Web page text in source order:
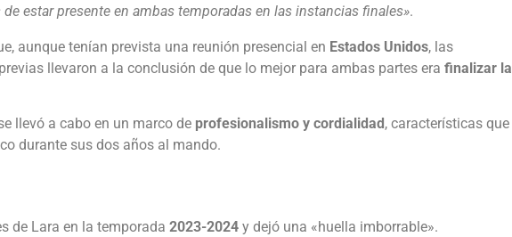
estar presente en ambas temporadas en las instancias finales».
aunque tenían prevista una reunión presencial en Estados Unidos, las
llevaron a la conclusión de que lo mejor para ambas partes era finalizar la
llevó a cabo en un marco de profesionalismo y cordialidad, características que
durante sus dos años al mando.
de Lara en la temporada 2023-2024 y dejó una «huella imborrable».